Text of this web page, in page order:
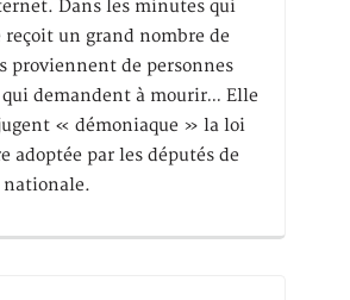
Dans les minutes qui
un grand nombre de
proviennent de personnes
qui demandent à mourir… Elle
« démoniaque » la loi
adoptée par les députés de
nationale.